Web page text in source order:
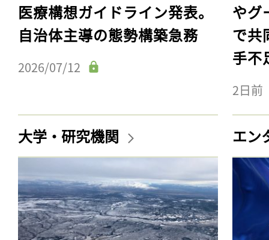
医療構想ガイドライン発表。
自治体主導の態勢構築急務
2026/07/12
やグ
で共
手不
2日前
大学・研究機関 エン